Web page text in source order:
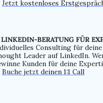
Jetzt kostenloses
BERATUNG FÜR
Consulting für
Leader auf LinkedIn.
Kunden für deine
Buche jetzt deinen 1:1 Call